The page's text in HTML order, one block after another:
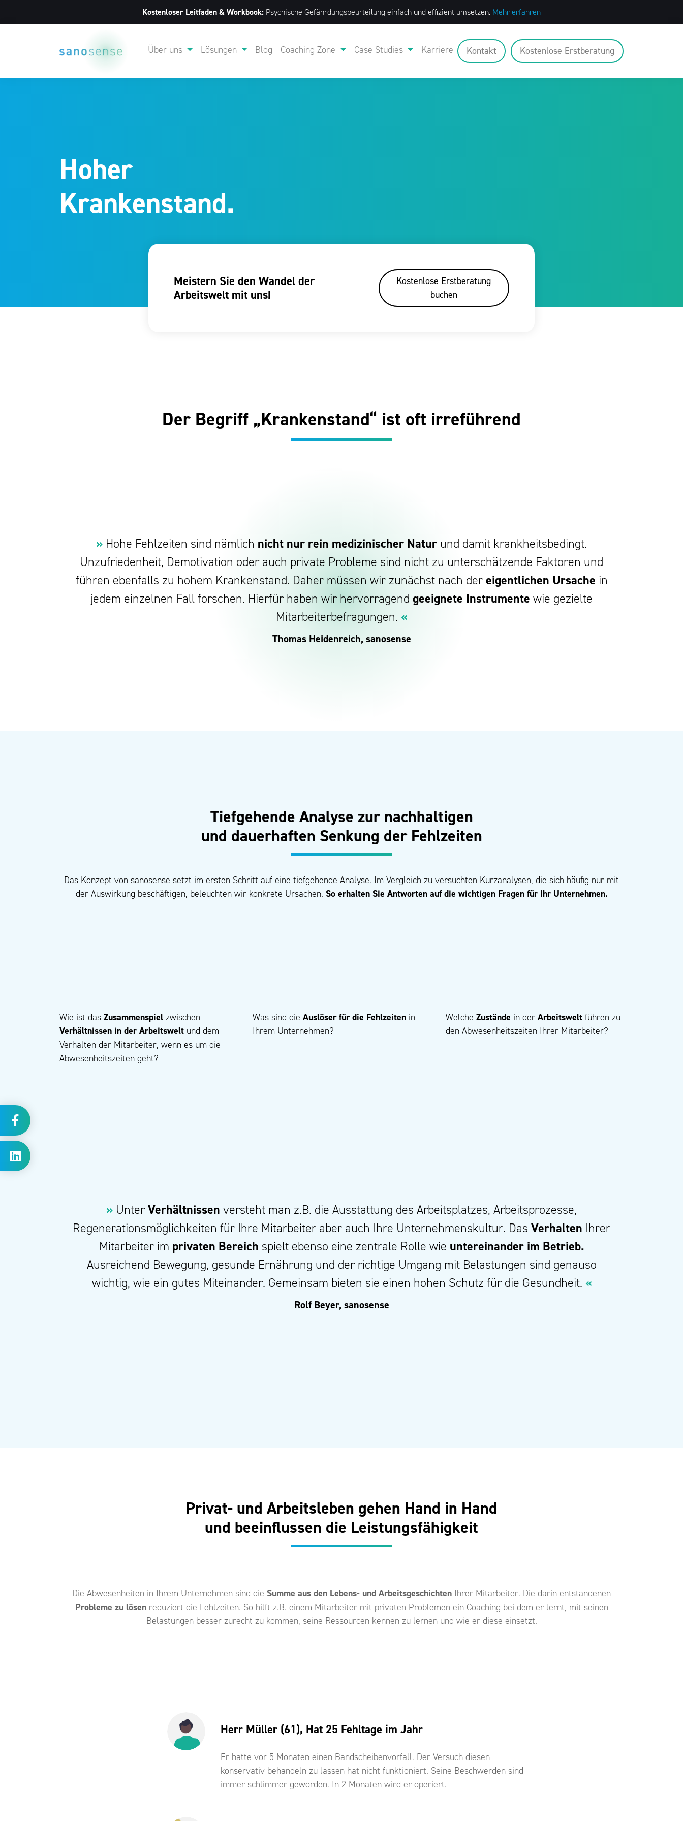
Kostenloser Leitfaden & Workbook: Psychische Gefährdungs­beurteilung einfach und effizient umsetzen. Mehr erfahren
Über uns Lösungen Blog Coaching Zone Case Studies Karriere Kontakt Kostenlose Erstberatung
Hoher
Krankenstand.
Meistern Sie den Wandel der
Arbeitswelt mit uns!
Kostenlose Erstberatung
buchen
Der Begriff „Krankenstand“ ist oft irreführend
»Hohe Fehlzeiten sind nämlich nicht nur rein medizinischer Naturund damit krankheitsbedingt.
Unzufriedenheit, Demotivation oder auch private Probleme sind nicht zu unterschätzende Faktoren und
führen ebenfalls zu hohem Krankenstand. Daher müssen wir zunächst nach dereigentlichen Ursache in
jedem einzelnen Fall forschen. Hierfür haben wir hervorragend geeignete Instrumente wie gezielte
Mitarbeiterbefragungen. «
Thomas Heidenreich, sanosense
Tiefgehende Analyse zur nachhaltigen
und dauerhaften Senkung der Fehlzeiten
Das Konzept von sanosense setzt im ersten Schritt auf eine tiefgehende Analyse. Im Vergleich zu versuchten Kurzanalysen, die sich häufig nur mit
der Auswirkung beschäftigen, beleuchten wir konkrete Ursachen. So erhalten Sie Antworten auf die wichtigen Fragen für Ihr Unternehmen.
Wie ist das Zusammenspiel zwischen
Verhältnissen in der Arbeitswelt und dem
Verhalten der Mitarbeiter, wenn es um die
Abwesenheits­zeiten geht?
Was sind die Auslöser für die Fehlzeiten in
Ihrem Unternehmen?
Welche Zustände in der Arbeitswelt führen zu
den Abwesenheitszeiten Ihrer Mitarbeiter?
»UnterVerhältnissen versteht man z.B. die Ausstattung des Arbeitsplatzes, Arbeitsprozesse,
Regenerationsmöglichkeiten für Ihre Mitarbeiter aber auch Ihre Unternehmenskultur. Das Verhalten Ihrer
Mitarbeiter im privaten Bereich spielt ebenso eine zentrale Rolle wie untereinander im Betrieb.
Ausreichend Bewegung, gesunde Ernährung und der richtige Umgang mit Belastungen sind genauso
wichtig, wie ein gutes Miteinander. Gemeinsam bieten sie einen hohen Schutz für die Gesundheit. «
Rolf Beyer, sanosense
Privat- und Arbeitsleben gehen Hand in Hand
und beeinflussen die Leistungsfähigkeit
Die Abwesenheiten in Ihrem Unternehmen sind die Summe aus den Lebens- und Arbeitsgeschichten Ihrer Mitarbeiter. Die darin entstandenen
Probleme zu lösenreduziert die Fehlzeiten. So hilft z.B. einem Mitarbeiter mit privaten Problemen ein Coaching bei dem er lernt, mit seinen
Belastungen besser zurecht zu kommen, seine Ressourcen kennen zu lernen und wie er diese einsetzt.
Herr Müller (61), Hat 25 Fehltage im Jahr
Er hatte vor 5 Monaten einen Bandscheibenvorfall. Der Versuch diesen
konservativ behandeln zu lassen hat nicht funktioniert. Seine Beschwerden sind
immer schlimmer geworden. In 2 Monaten wird er operiert.